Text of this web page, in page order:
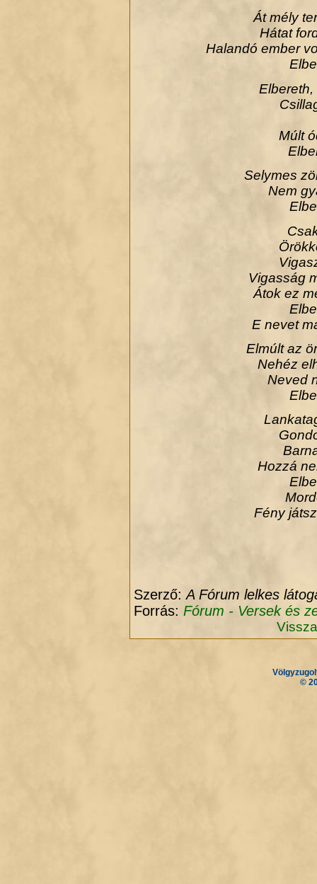
Át mély
Hátat
Halandó ember
Elbereth,
Múlt
Selymes
Nem
Vigasság
Átok ez
E nevet
Elmúlt az
Nehéz
Neved
Hozzá
Fény
Szerző:A Fórum lelkes
Forrás: Fórum - Versek és
©